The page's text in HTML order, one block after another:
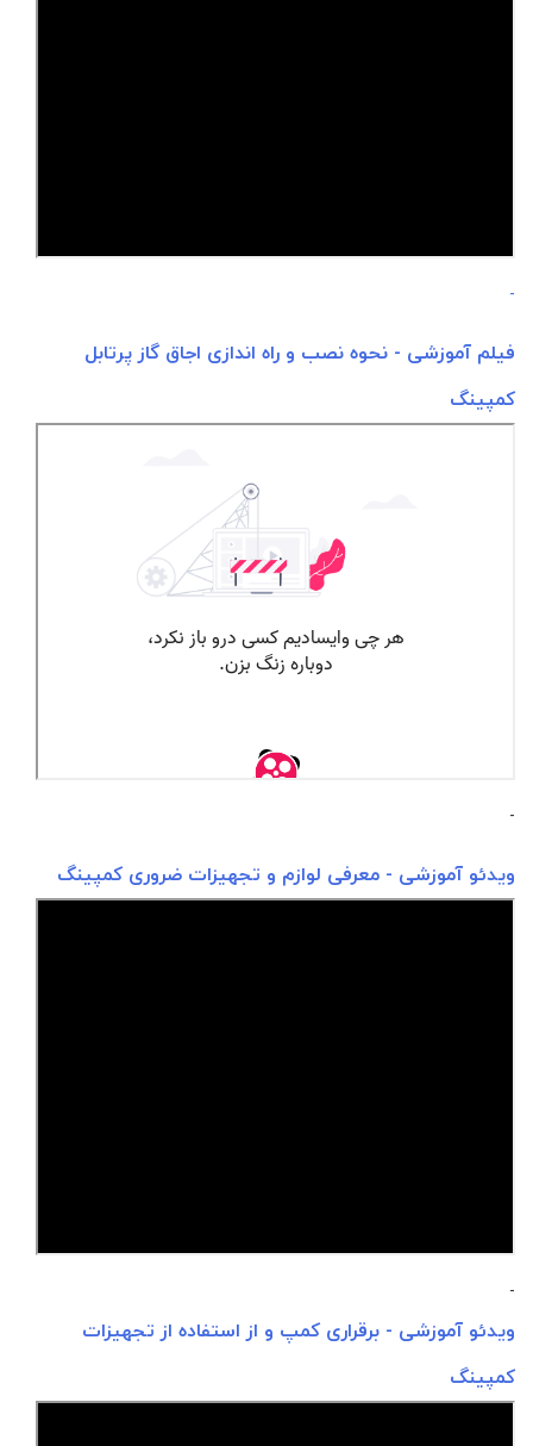
-
فیلم آموزشی - نحوه نصب و راه اندازی اجاق گاز پرتابل
کمپینگ
-
ویدئو آموزشی - معرفی لوازم و تجهیزات ضروری کمپینگ
-
ویدئو آموزشی - برقراری کمپ و از استفاده از تجهیزات
کمپینگ